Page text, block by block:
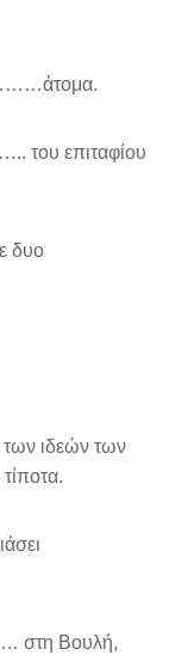
επιταφίου
δυο
ιδεών των
Βουλή,